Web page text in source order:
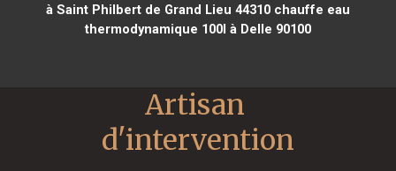
à Saint Philbert de Grand Lieu 44310chauffe eau
thermodynamique 100l à Delle 90100
Artisan
d'intervention